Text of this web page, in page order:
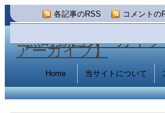
各記事のRSS コメントの
Home 当サイトについて